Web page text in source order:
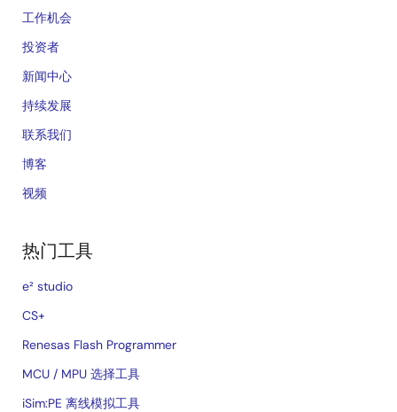
工作机会
投资者
新闻中心
持续发展
联系我们
博客
视频
热门工具
e² studio
CS+
Renesas Flash Programmer
MCU / MPU 选择工具
iSim:PE 离线模拟工具